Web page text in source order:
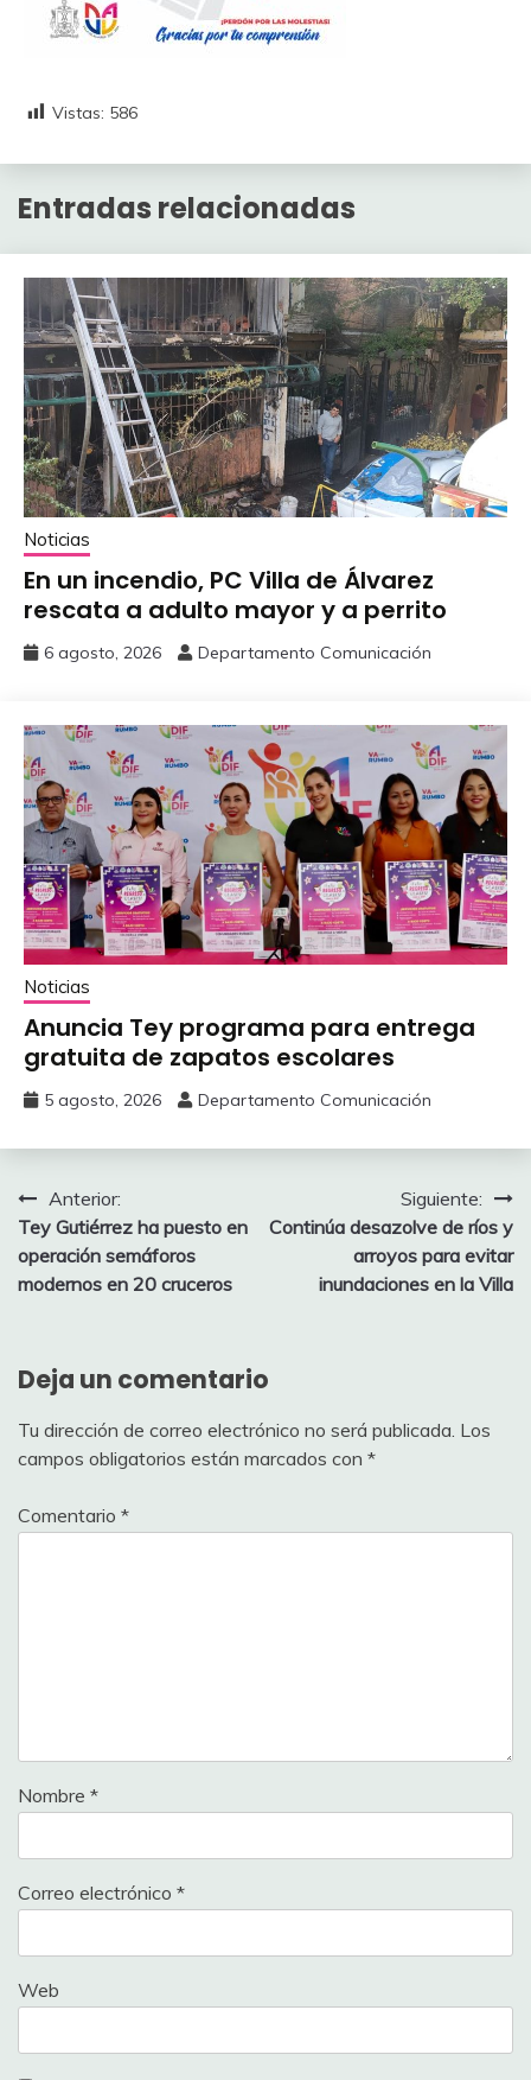
Vistas: 586
Entradas relacionadas
Noticias
En un incendio, PC Villa de Álvarez
‎rescata a adulto mayor y a perrito
6 agosto, 2026 Departamento Comunicación
Noticias
Anuncia Tey programa para entrega
gratuita de zapatos escolares
5 agosto, 2026 Departamento Comunicación
Navegación
de
entradas
Anterior:
Tey Gutiérrez ha puesto en
operación semáforos
modernos en 20 cruceros
Siguiente:
Continúa desazolve de ríos y
arroyos para evitar
inundaciones en la Villa
Deja un comentario
Tu dirección de correo electrónico no será publicada. Los
campos obligatorios están marcados con *
Comentario *
Nombre *
Correo electrónico *
Web